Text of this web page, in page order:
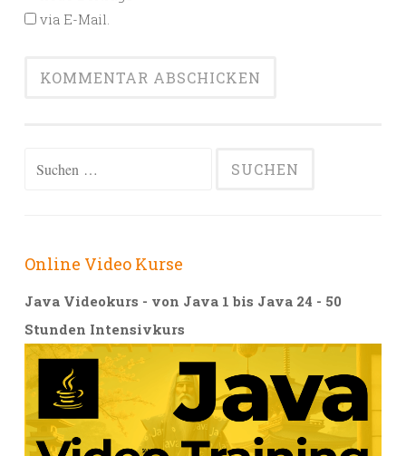
via E-Mail.
Suchen
Online Video Kurse
Java Videokurs - von Java 1 bis Java 24 - 50
Stunden Intensivkurs